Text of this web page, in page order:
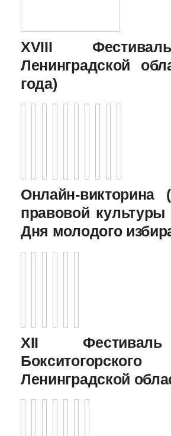
XVIII
Ленинградской
года)
Онлайн-
правовой
Дня молодого
XII
Ленинградской